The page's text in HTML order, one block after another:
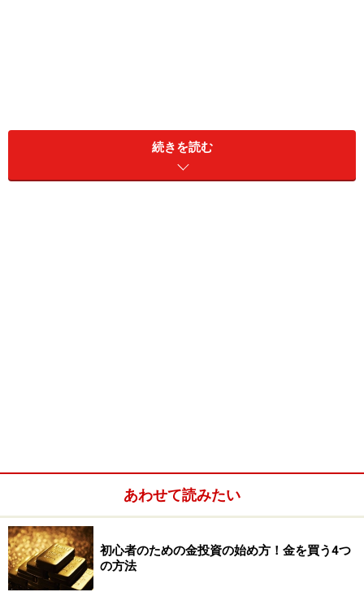
グレードの低いものを採掘しますので、数量ベースでの
採掘量は増えることになりますが中身が問題です（参
考：大西忠一: “環境のマインドとリテラシー”: 軽金属, 55
pp.186-197 (2005) .）。
続きを読む
あわせて読みたい
初心者のための金投資の始め方！金を買う4つ
の方法